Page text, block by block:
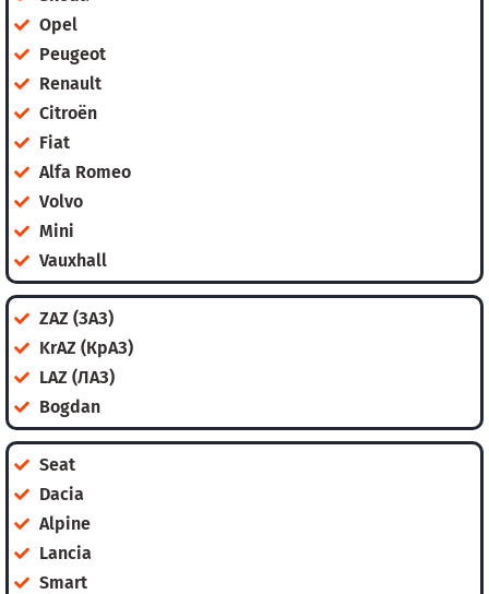
Opel
Peugeot
Renault
Citroën
Fiat
Alfa Romeo
Volvo
Mini
Vauxhall
ZAZ (ЗАЗ)
KrAZ (КрАЗ)
LAZ (ЛАЗ)
Bogdan
Seat
Dacia
Alpine
Lancia
Smart